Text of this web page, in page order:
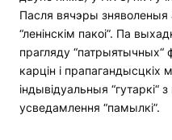
Пасля вячэры зняволеныя
“ленінскім пакоі”. Па
прагляду “патрыятычных“
карцін і
індывідуальныя “гутаркі“
усведамлення “памылкі”.